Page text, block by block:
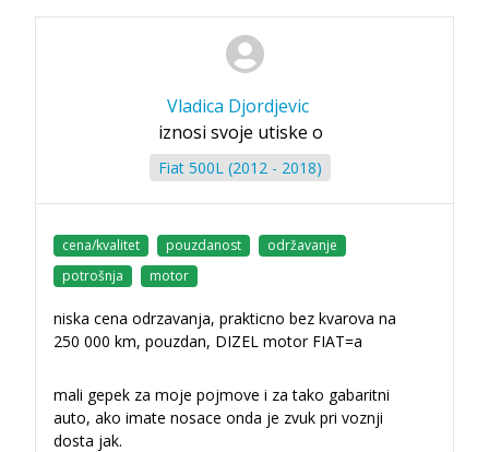
Vladica Djordjevic
iznosi svoje utiske o
Fiat 500L (2012 - 2018)
cena/kvalitet pouzdanost
održavanje
potrošnja
motor
niska cena odrzavanja, prakticno bez kvarova na
250 000 km, pouzdan, DIZEL motor FIAT=a
mali gepek za moje pojmove i za tako gabaritni
auto, ako imate nosace onda je zvuk pri voznji
dosta jak.